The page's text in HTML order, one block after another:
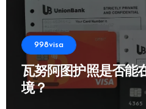
998visa
瓦努阿图护照是否能
境？